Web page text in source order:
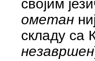
својим
ометан
складу са
незавршен